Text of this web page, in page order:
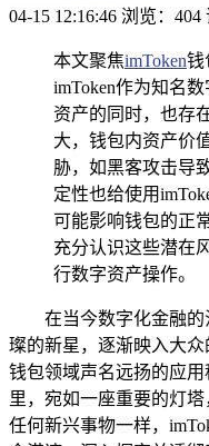
04-15 12:16:46 浏览：404
本文聚焦imToken钱
imToken作为知名
资产的同时，也存
大，钱包内资产价
胁，如黑客攻击导
定性也给使用
可能影响钱包的正
充分认识这些潜在
行数字资产操作。
在当今数字化金融
璨的新星，逐渐映入大众
钱包领域声名远扬的应
里，宛如一座重要的灯
任何新兴事物一样，